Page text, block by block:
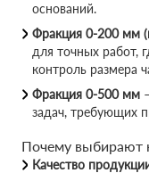
оснований.
Фракция 0-200 мм
для точных работ,
контроль размера
Фракция 0-500 мм
задач, требующих
Почему выбирают
Качество